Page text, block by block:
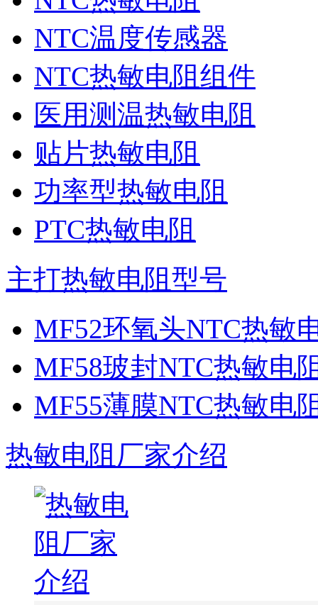
NTC温度传感器
NTC热敏电阻组件
医用测温热敏电阻
贴片热敏电阻
功率型热敏电阻
PTC热敏电阻
主打热敏电阻型号
MF52环氧头NTC热敏
MF58玻封NTC热敏电
MF55薄膜NTC热敏电
热敏电阻厂家介绍